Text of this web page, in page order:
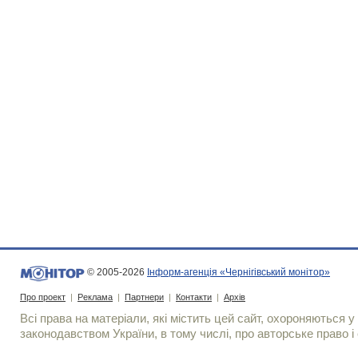
© 2005-2026 Інформ-агенція «Чернігівський монітор»
Про проект | Реклама | Партнери | Контакти | Архів
Всі права на матеріали, які містить цей сайт, охороняються у
законодавством України, в тому числі, про авторське право і